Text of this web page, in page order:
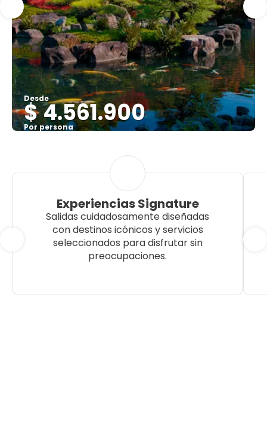
Desde
$ 4.561.900
Por persona
Experiencias Signature
Salidas cuidadosamente diseñadas
con destinos icónicos y servicios
seleccionados para disfrutar sin
preocupaciones.